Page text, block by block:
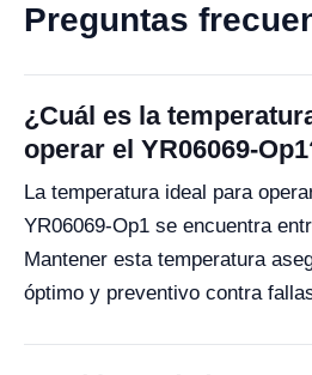
Preguntas
¿Cuál es la
operar el YR06069-
La temperatura ideal para
YR06069-Op1 se encuentra
Mantener esta temperatura
óptimo y preventivo contra